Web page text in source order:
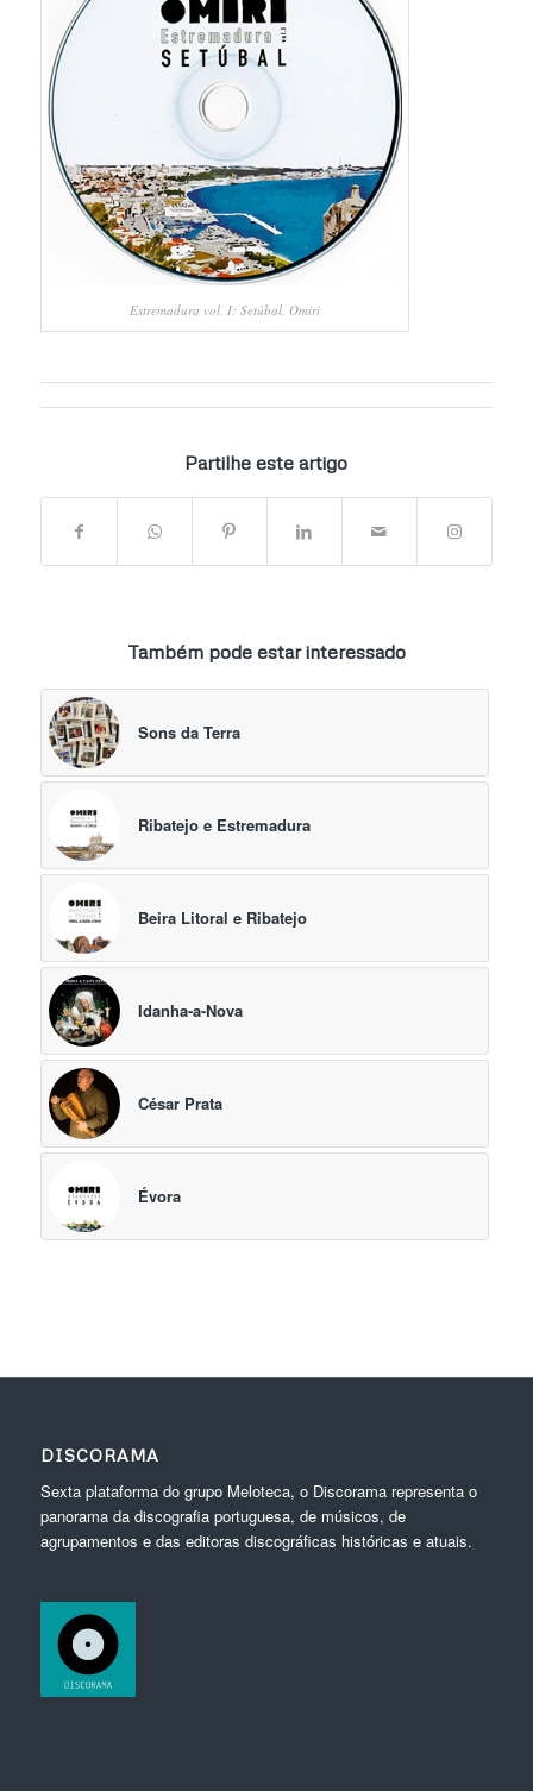
Estremadura vol. I: Setúbal, Omiri
Partilhe este artigo
Também pode estar interessado
Sons da Terra
Ribatejo e Estremadura
Beira Litoral e Ribatejo
Idanha-a-Nova
César Prata
Évora
DISCORAMA
Sexta plataforma do grupo Meloteca, o Discorama representa o
panorama da discografia portuguesa, de músicos, de
agrupamentos e das editoras discográficas históricas e atuais.